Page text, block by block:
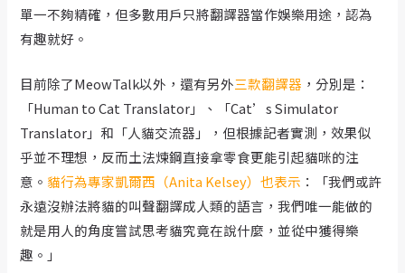
單一不夠精確，但多數用戶只將翻譯器當作娛樂用途，認為
有趣就好。
目前除了MeowTalk以外，還有另外三款翻譯器 ，分別是：
「Human to Cat Translator」、「Cat’s Simulator
Translator」和「人貓交流器」，但根據記者實測，效果似
乎並不理想，反而土法煉鋼直接拿零食更能引起貓咪的注
意。 貓行為專家凱爾西（Anita Kelsey）也表示 ：「我們或許
永遠沒辦法將貓的叫聲翻譯成人類的語言，我們唯一能做的
就是用人的角度嘗試思考貓究竟在說什麼，並從中獲得樂
趣。」